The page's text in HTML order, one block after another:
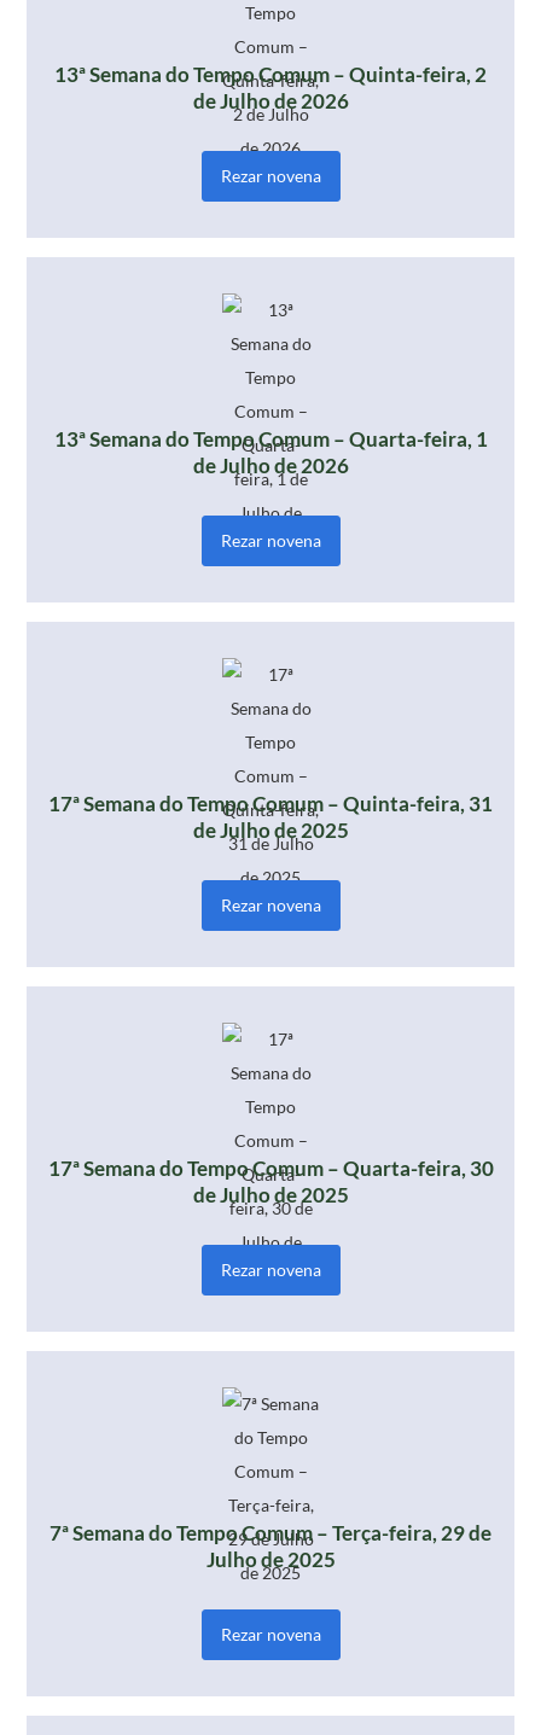
13ª Semana do Tempo Comum – Quinta-feira, 2
de Julho de 2026
Rezar novena
13ª Semana do Tempo Comum – Quarta-feira, 1
de Julho de 2026
Rezar novena
17ª Semana do Tempo Comum – Quinta-feira, 31
de Julho de 2025
Rezar novena
17ª Semana do Tempo Comum – Quarta-feira, 30
de Julho de 2025
Rezar novena
7ª Semana do Tempo Comum – Terça-feira, 29 de
Julho de 2025
Rezar novena